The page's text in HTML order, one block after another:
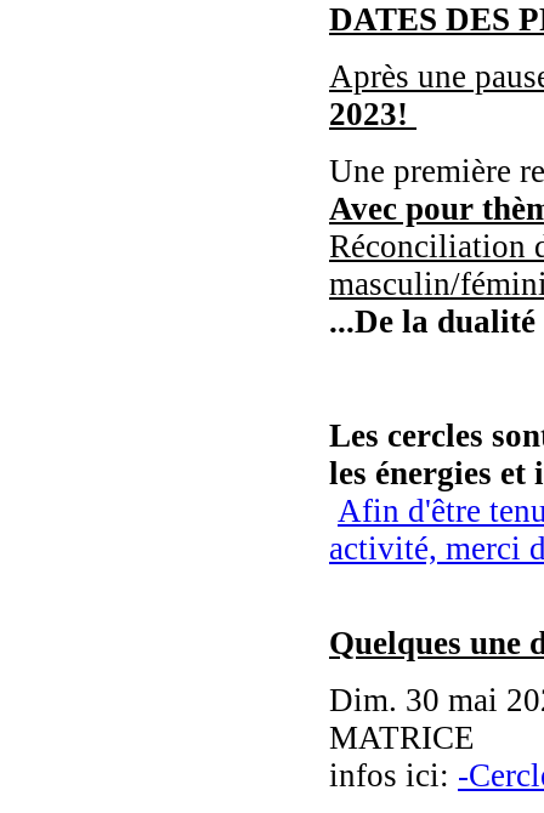
DATES DES
Après une
2023!
Une première
Avec pour
Réconciliation
masculin/
...De la
Les cercles
les énergies
Afin d'être
activité, merci
Quelques une
Dim. 30 mai
MATRICE
infos ici: -